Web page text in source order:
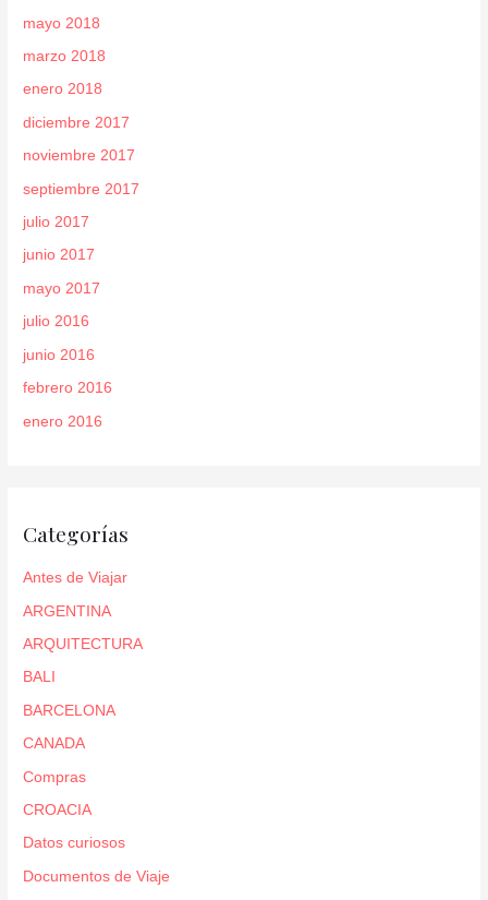
mayo 2018
marzo 2018
enero 2018
diciembre 2017
noviembre 2017
septiembre 2017
julio 2017
junio 2017
mayo 2017
julio 2016
junio 2016
febrero 2016
enero 2016
Categorías
Antes de Viajar
ARGENTINA
ARQUITECTURA
BALI
BARCELONA
CANADA
Compras
CROACIA
Datos curiosos
Documentos de Viaje